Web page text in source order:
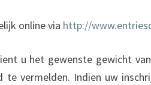
online via http://
u het gewenste gewicht
vermelden. Indien uw